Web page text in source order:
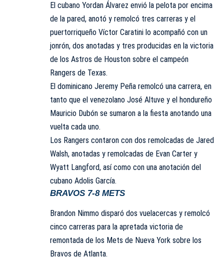
El cubano Yordan Álvarez envió la pelota por encima
de la pared, anotó y remolcó tres carreras y el
puertorriqueño Víctor Caratini lo acompañó con un
jonrón, dos anotadas y tres producidas en la victoria
de los Astros de Houston sobre el campeón
Rangers de Texas.
El dominicano Jeremy Peña remolcó una carrera, en
tanto que el venezolano José Altuve y el hondureño
Mauricio Dubón se sumaron a la fiesta anotando una
vuelta cada uno.
Los Rangers contaron con dos remolcadas de Jared
Walsh, anotadas y remolcadas de Evan Carter y
Wyatt Langford, así como con una anotación del
cubano Adolis García.
BRAVOS 7-8 METS
Brandon Nimmo disparó dos vuelacercas y remolcó
cinco carreras para la apretada victoria de
remontada de los Mets de Nueva York sobre los
Bravos de Atlanta.